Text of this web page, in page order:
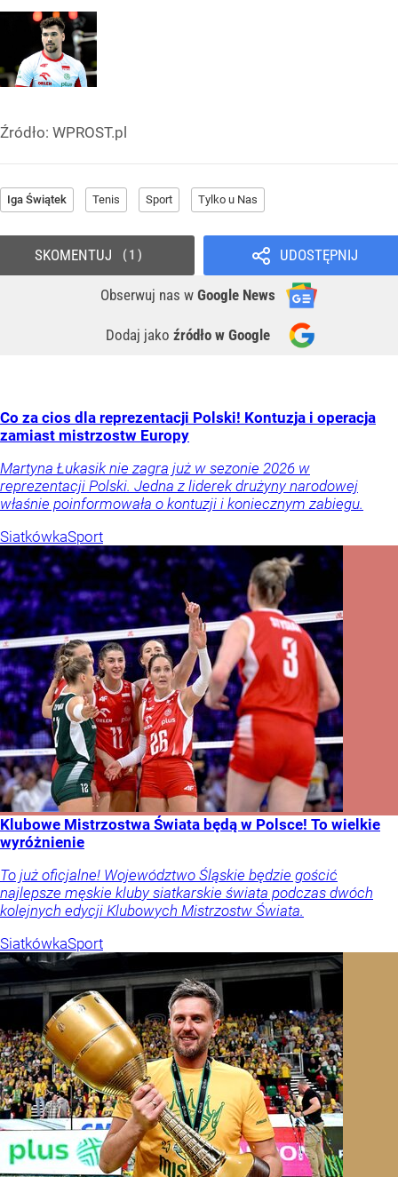
Źródło: WPROST.pl
Iga Świątek Tenis Sport Tylko u Nas
UDOSTĘPNIJ
Obserwuj nas w Google News
Dodaj jako źródło w Google
SKOMENTUJ 1
Co za cios dla reprezentacji Polski! Kontuzja i operacja
zamiast mistrzostw Europy
Martyna Łukasik nie zagra już w sezonie 2026 w
reprezentacji Polski. Jedna z liderek drużyny narodowej
właśnie poinformowała o kontuzji i koniecznym zabiegu.
SiatkówkaSport
Klubowe Mistrzostwa Świata będą w Polsce! To wielkie
wyróżnienie
To już oficjalne! Województwo Śląskie będzie gościć
najlepsze męskie kluby siatkarskie świata podczas dwóch
kolejnych edycji Klubowych Mistrzostw Świata.
SiatkówkaSport